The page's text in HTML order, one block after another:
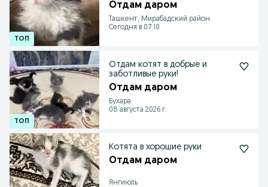
Отдам даром
Ташкент, Мирабадский район
Сегодня в 07:10
Отдам котят в добрые и
заботливые руки!
Отдам даром
Бухара
08 августа 2026 г.
Котята в хорошие руки
Отдам даром
Янгиюль